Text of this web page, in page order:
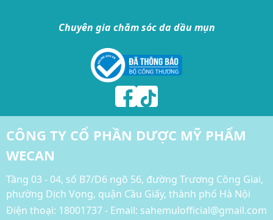
Chuyên gia chăm sóc da dầu mụn
CÔNG TY CỔ PHẦN DƯỢC MỸ PHẨM
WECAN
Tầng 03 - 04, số B7/D6 ngõ 56, đường Trương Công Giai,
phường Dịch Vọng, quận Cầu Giấy, thành phố Hà Nội
Điện thoại: 18001737 - Email: sahemulofficial@gmail.com